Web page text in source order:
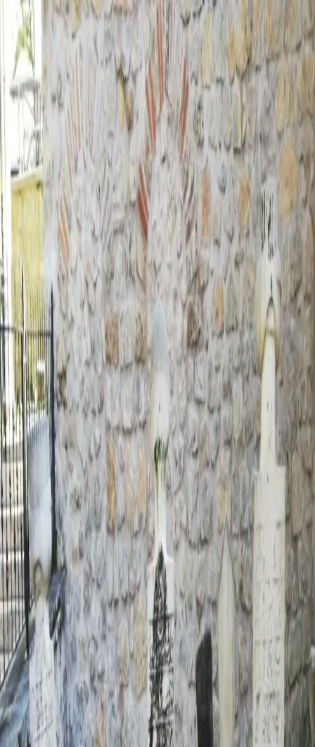
Peygamberler Sahabe-i Kiramlar
Evliyalar
Kutsal Mekanlar
Size En Yakın
Türbeler
Keşfet
Keşfet
Türbe
Evliyalar
Seydi Halife Hz.
Amasya /Merkez
Amasya/ Merkez
Amasya Merkezde Seydi Halife Hz. Türbesi
Anadolu'da yetişen meşhûr velîlerden. İsmi, Şeyh
Seyyidüddîn Ali el-Halvetî'dir. Amasyalı olup, doğum
târihi bilinmemektedir. 1533 (H.940) senesinde
Amasya'da vefât etti. Küçük yaşta ilim tahsîline başladı.
Din ve fen bilgilerinde mütehassıs oldu. Mânevî feyzlere
kavuşmak arzusu ile yanıp tutuşuyordu. Tam bu sırada
evliyânın ve Halvetî tarîkatının büyüklerinden Şeyh
Habîb-i Karamânî hazretleri Amasya'ya gelmiş ve halkı
irşâda, yetiştirmeğe başlamıştı. Her taraftan talebeler
huzûruna koşuyordu. Bereketli sohbetleriyle talebelerin
dünyâya meyilleri azalıyor, âhirete yöneliyorlardı. Şeyh
Seyyidüddîn, aradığı mürşidi, yol göstericiyi bulmanın
heyecanıyla dergâha koştu ve bu zâta candan
bağlandı. Bu bağlılık ve muhabbeti sebebiyle kısa
zamanda yüksek derecelere kavuştu. Habîb-i
Karamânî hazretlerinin baş halîfesi oldu, sonra Seydî
Halîfe ünvânıyla anıldı.